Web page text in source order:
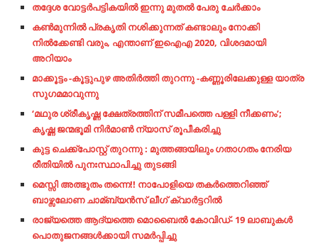
ത​ദ്ദേ​ശ വോ​ട്ട​ര്‍​പ​ട്ടി​ക​യി​ല്‍ ഇ​ന്നു മു​ത​ല്‍ പേ​രു ചേ​ര്‍​ക്കാം
കണ്‍മുന്നില്‍ പ്രകൃതി നശിക്കുന്നത് കണ്ടാലും നോക്കി
നില്‍ക്കേണ്ടി വരും, എന്താണ് ഇഐഎ 2020, വിശദമായി
അറിയാം
മാക്കൂട്ടം -കൂട്ടുപുഴ അതിർത്തി തുറന്നു -കണ്ണൂരിലേക്കുള്ള യാത്ര
സുഗമമാവുന്നു
‘മഥുര ശ്രീകൃഷ്ണ ക്ഷേത്രത്തിന് സമീപത്തെ പള്ളി നീക്കണം’;
കൃഷ്ണ ജന്മഭൂമി നിർമാൺ ന്യാസ് രൂപീകരിച്ചു
കുട്ട ചെക്ക്പോസ്റ്റ് തുറന്നു : മുത്തങ്ങയിലും ഗതാഗതം നേരിയ
രീതിയിൽ പുനഃസ്ഥാപിച്ചു തുടങ്ങി
മെസ്സി അത്ഭുതം തന്നെ!! നാപോളിയെ തകര്‍ത്തെറിഞ്ഞ്
ബാഴ്സലോണ ചാമ്ബ്യന്‍സ് ലീഗ് ക്വാര്‍ട്ടറില്‍
രാജ്യത്തെ ആദ്യത്തെ മൊബൈൽ കോവിഡ്- 19 ലാബുകൾ
പൊതുജനങ്ങൾക്കായി സമർപ്പിച്ചു